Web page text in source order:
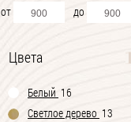
от до
Цвета
Белый 16
Светлое дерево 13